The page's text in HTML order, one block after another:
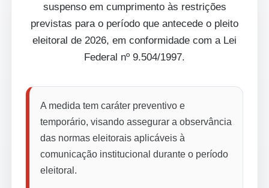
suspenso em cumprimento às restrições
previstas para o período que antecede o pleito
eleitoral de 2026, em conformidade com a Lei
Federal nº 9.504/1997.
A medida tem caráter preventivo e
temporário, visando assegurar a observância
das normas eleitorais aplicáveis à
comunicação institucional durante o período
eleitoral.